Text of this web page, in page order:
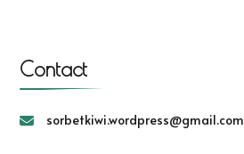
Contact
sorbetkiwi.wordpress@gmail.com